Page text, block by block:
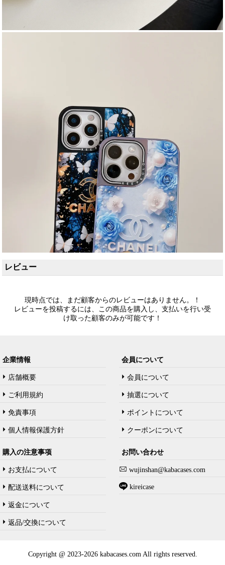
レビュー
現時点では、まだ顧客からのレビューはありません。！
レビューを投稿するには、この商品を購入し、支払いを行い受
け取った顧客のみが可能です！
企業情報
店舗概要
ご利用規約
免責事項
個人情報保護方針
会員について
会員について
抽選について
ポイントについて
クーポンについて
購入の注意事项
お支払について
配送送料について
返金について
返品/交換について
お問い合わせ
wujinshan@kabacases.com
kireicase
Copyright @ 2023-2026 kabacases.com All rights reserved.